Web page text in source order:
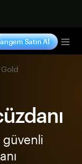
Satın Al
güvenli